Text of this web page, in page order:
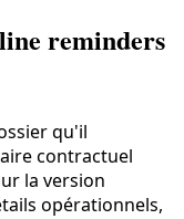
reminders
qu'il
contractuel
la version
opérationnels,